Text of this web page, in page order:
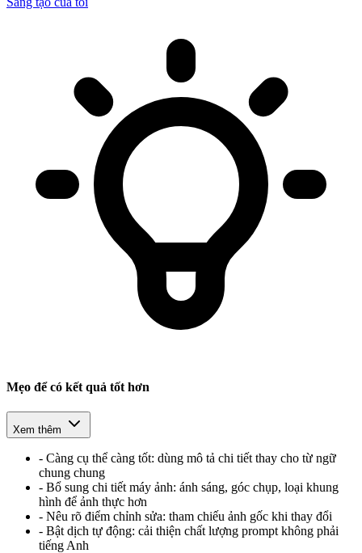
Mẹo để có kết quả tốt hơn
Xem thêm
- Càng cụ thể càng tốt: dùng mô tả chi tiết thay cho từ ngữ
chung chung
- Bổ sung chi tiết máy ảnh: ánh sáng, góc chụp, loại khung
hình để ảnh thực hơn
- Nêu rõ điểm chỉnh sửa: tham chiếu ảnh gốc khi thay đổi
- Bật dịch tự động: cải thiện chất lượng prompt không phải
tiếng Anh